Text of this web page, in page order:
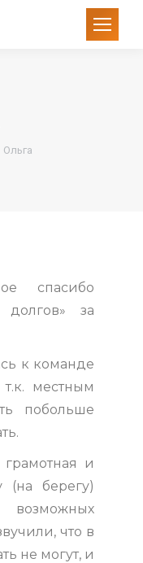
Ольга
спасибо
за
к команде
т.к. местным
побольше
и
(на берегу)
что в
не могут, и